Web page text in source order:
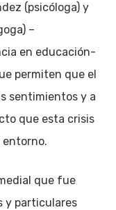
(psicóloga) y
–
en educación-
permiten que el
sentimientos y a
que esta crisis
entorno.
que fue
y particulares